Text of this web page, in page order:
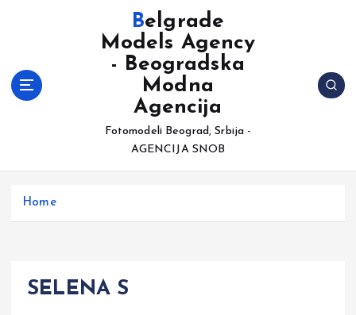
t
Belgrade
Models Agency
- Beogradska
Modna
Agencija
Fotomodeli Beograd, Srbija -
AGENCIJA SNOB
Home
SELENA S